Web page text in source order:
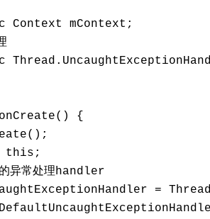
Context mContext;
{
this;
异常处理handler
=